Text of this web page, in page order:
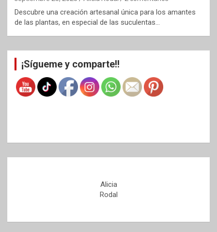
Descubre una creación artesanal única para los amantes
de las plantas, en especial de las suculentas…
¡Sígueme y comparte!!
Alicia
Rodal